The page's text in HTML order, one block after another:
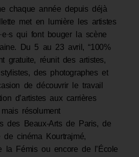
chaque année depuis déjà
met en lumière les artistes
qui font bouger la scène
Du 5 au 23 avril, “100%
gratuite, réunit des artistes,
des photographes et
de découvrir le travail
d’artistes aux carrières
résolument
des Beaux-Arts de Paris, de
de cinéma Kourtrajmé,
la Fémis ou encore de l’École